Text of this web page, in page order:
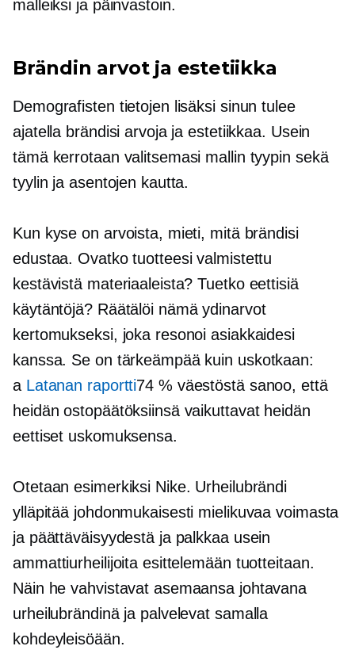
malleiksi ja päinvastoin.
Brändin arvot ja estetiikka
Demografisten tietojen lisäksi sinun tulee
ajatella brändisi arvoja ja estetiikkaa. Usein
tämä kerrotaan valitsemasi mallin tyypin sekä
tyylin ja asentojen kautta.
Kun kyse on arvoista, mieti, mitä brändisi
edustaa. Ovatko tuotteesi valmistettu
kestävistä materiaaleista? Tuetko eettisiä
käytäntöjä? Räätälöi nämä ydinarvot
kertomukseksi, joka resonoi asiakkaidesi
kanssa. Se on tärkeämpää kuin uskotkaan:
a Latanan raportti74 % väestöstä sanoo, että
heidän ostopäätöksiinsä vaikuttavat heidän
eettiset uskomuksensa.
Otetaan esimerkiksi Nike. Urheilubrändi
ylläpitää johdonmukaisesti mielikuvaa voimasta
ja päättäväisyydestä ja palkkaa usein
ammattiurheilijoita esittelemään tuotteitaan.
Näin he vahvistavat asemaansa johtavana
urheilubrändinä ja palvelevat samalla
kohdeyleisöään.